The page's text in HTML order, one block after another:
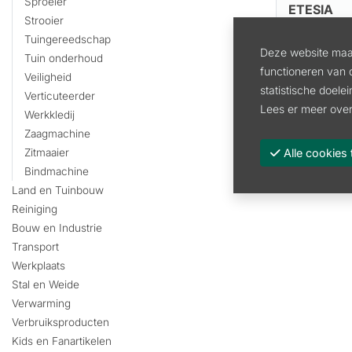
Strooier
Tuingereedschap
Tuin onderhoud
Veiligheid
Verticuteerder
Werkkledij
Zaagmachine
Zitmaaier
Bindmachine
Land en Tuinbouw
Reiniging
Bouw en Industrie
Transport
Werkplaats
Stal en Weide
Verwarming
Verbruiksproducten
Kids en Fanartikelen
ETESIA
4120.00
Deze website
functioneren van
statistische
Lees er meer
Alle